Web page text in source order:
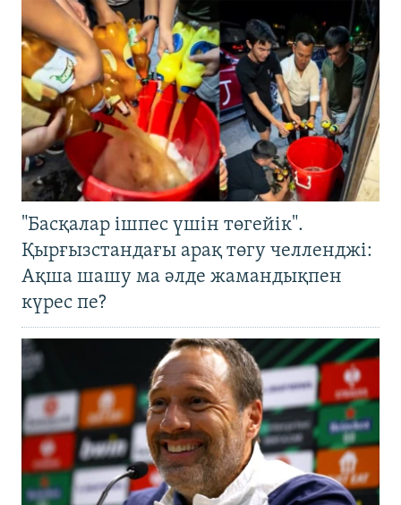
"Басқалар ішпес үшін төгейік".
Қырғызстандағы арақ төгу челленджі:
Ақша шашу ма әлде жамандықпен
күрес пе?